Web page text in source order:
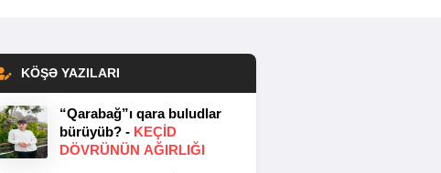
KÖŞƏ YAZILARI
“Qarabağ”ı qara buludlar
bürüyüb? - KEÇID
DÖVRÜNÜN AĞIRLIĞI